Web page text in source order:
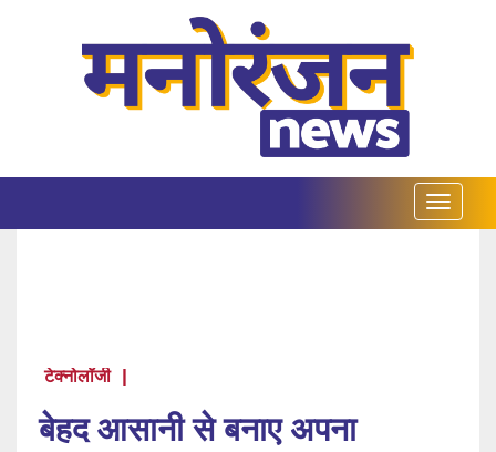
टेक्नोलॉजी |
बेहद आसानी से बनाए अपना